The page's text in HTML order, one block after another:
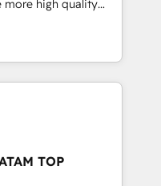
integrations,
to work with you."
can do better and be
more high quality
cloud,
to drive sales
expenditure.
TOP